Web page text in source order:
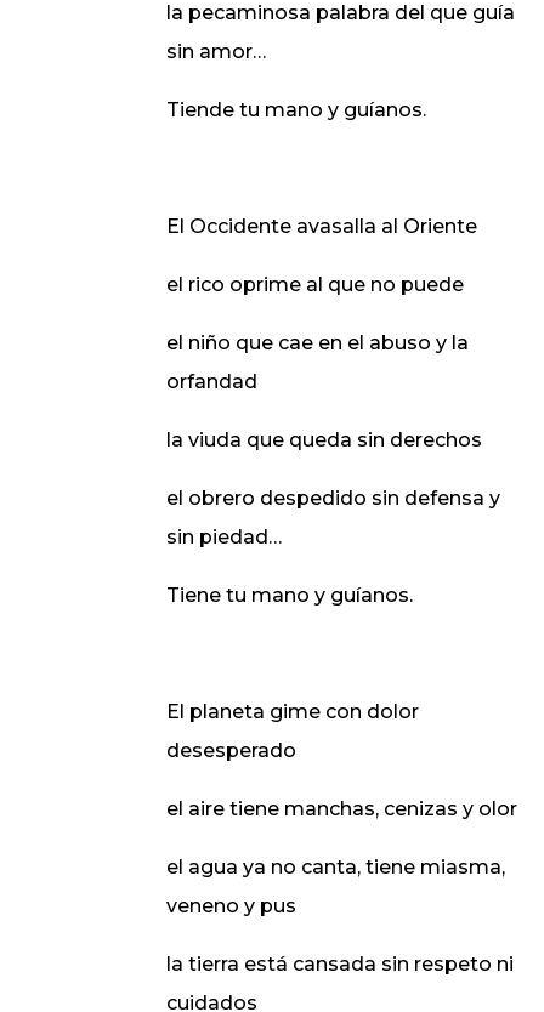
la pecaminosa palabra del que guía
sin amor…
Tiende tu mano y guíanos.
El Occidente avasalla al Oriente
el rico oprime al que no puede
el niño que cae en el abuso y la
orfandad
la viuda que queda sin derechos
el obrero despedido sin defensa y
sin piedad…
Tiene tu mano y guíanos.
El planeta gime con dolor
desesperado
el aire tiene manchas, cenizas y olor
el agua ya no canta, tiene miasma,
veneno y pus
la tierra está cansada sin respeto ni
cuidados